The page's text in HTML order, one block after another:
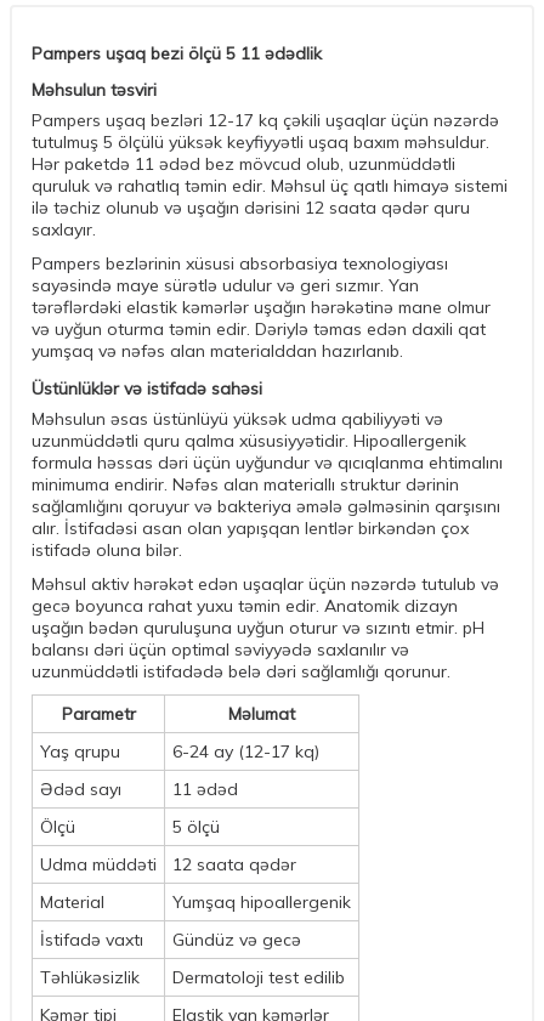
Pampers uşaq bezi ölçü 5 11 ədədlik
Məhsulun təsviri
Pampers uşaq bezləri 12-17 kq çəkili uşaqlar üçün nəzərdə
tutulmuş 5 ölçülü yüksək keyfiyyətli uşaq baxım məhsuldur.
Hər paketdə 11 ədəd bez mövcud olub, uzunmüddətli
quruluk və rahatlıq təmin edir. Məhsul üç qatlı himayə sistemi
ilə təchiz olunub və uşağın dərisini 12 saata qədər quru
saxlayır.
Pampers bezlərinin xüsusi absorbasiya texnologiyası
sayəsində maye sürətlə udulur və geri sızmır. Yan
tərəflərdəki elastik kəmərlər uşağın hərəkətinə mane olmur
və uyğun oturma təmin edir. Dəriylə təmas edən daxili qat
yumşaq və nəfəs alan materialddan hazırlanıb.
Üstünlüklər və istifadə sahəsi
Məhsulun əsas üstünlüyü yüksək udma qabiliyyəti və
uzunmüddətli quru qalma xüsusiyyətidir. Hipoallergenik
formula həssas dəri üçün uyğundur və qıcıqlanma ehtimalını
minimuma endirir. Nəfəs alan materiallı struktur dərinin
sağlamlığını qoruyur və bakteriya əmələ gəlməsinin qarşısını
alır. İstifadəsi asan olan yapışqan lentlər birkəndən çox
istifadə oluna bilər.
Məhsul aktiv hərəkət edən uşaqlar üçün nəzərdə tutulub və
gecə boyunca rahat yuxu təmin edir. Anatomik dizayn
uşağın bədən quruluşuna uyğun oturur və sızıntı etmir. pH
balansı dəri üçün optimal səviyyədə saxlanılır və
uzunmüddətli istifadədə belə dəri sağlamlığı qorunur.
Parametr
Məlumat
Yaş qrupu
6-24 ay (12-17 kq)
Ədəd sayı
11 ədəd
Ölçü
5 ölçü
Udma müddəti
12 saata qədər
Material
Yumşaq hipoallergenik
İstifadə vaxtı
Gündüz və gecə
Təhlükəsizlik
Dermatoloji test edilib
Kəmər tipi
Elastik yan kəmərlər